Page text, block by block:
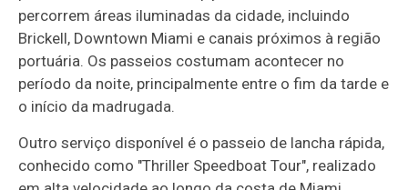
percorrem áreas iluminadas da cidade, incluindo
Brickell, Downtown Miami e canais próximos à região
portuária. Os passeios costumam acontecer no
período da noite, principalmente entre o fim da tarde e
o início da madrugada.
Outro serviço disponível é o passeio de lancha rápida,
conhecido como "Thriller Speedboat Tour", realizado